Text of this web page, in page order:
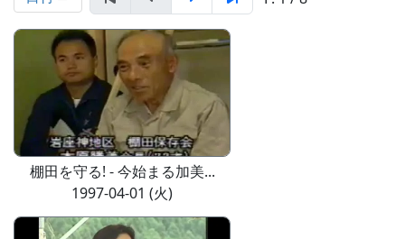
棚田を守る! - 今始まる加美...
1997-04-01 (火)